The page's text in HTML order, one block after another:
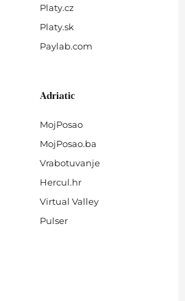
Platy.cz
Platy.sk
Paylab.com
Adriatic
MojPosao
MojPosao.ba
Vrabotuvanje
Hercul.hr
Virtual Valley
Pulser